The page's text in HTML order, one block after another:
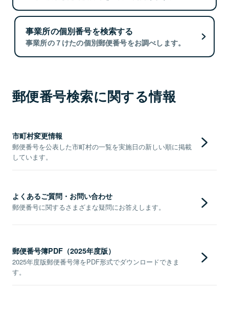
事業所の個別番号を検索する
事業所の７けたの個別郵便番号をお調べします。
郵便番号検索に関する情報
市町村変更情報
郵便番号を公表した市町村の一覧を実施日の新しい順に掲載
しています。
よくあるご質問・お問い合わせ
郵便番号に関するさまざまな疑問にお答えします。
郵便番号簿PDF（2025年度版）
2025年度版郵便番号簿をPDF形式でダウンロードできま
す。